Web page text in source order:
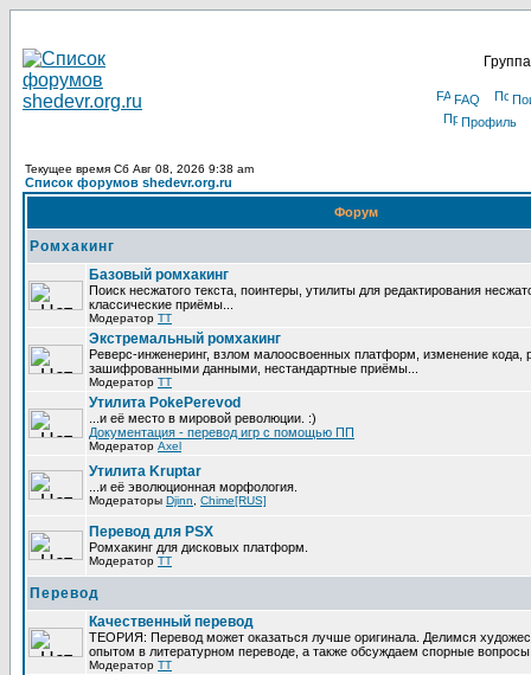
FAQ
Профиль
Текущее время Сб Авг 08, 2026 9:38 am
Список форумов shedevr.org.ru
Форум
Ромхакинг
Базовый ромхакинг
Поиск несжатого текста, поинтеры, утилиты для редактирования
классические приёмы...
Модератор TT
Экстремальный ромхакинг
Реверс-инженеринг, взлом малоосвоенных платформ, изменение кода,
зашифрованными данными, нестандартные приёмы...
Модератор TT
Утилита PokePerevod
...и её место в мировой революции. :)
Документация - перевод игр с помощью ПП
Модератор Axel
Утилита Kruptar
...и её эволюционная морфология.
Модераторы Djinn Chime[RUS]
Перевод для PSX
Ромхакинг для дисковых платформ.
Модератор TT
Перевод
Качественный перевод
ТЕОРИЯ: Перевод может оказаться лучше оригинала. Делимся
опытом в литературном переводе, а также обсуждаем спорные вопросы
Модератор TT